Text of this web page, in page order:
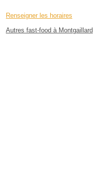
Renseigner les horaires
Autres fast-food à Montgaillard